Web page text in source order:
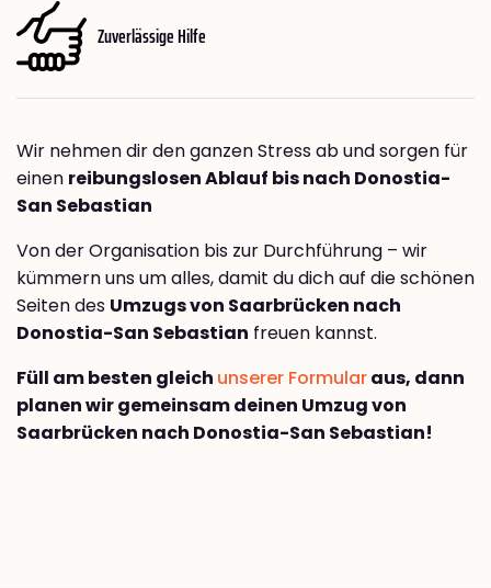
Zuverlässige Hilfe
Wir nehmen dir den ganzen Stress ab und sorgen für
einen reibungslosen Ablauf bis nach Donostia-
San Sebastian
Von der Organisation bis zur Durchführung – wir
kümmern uns um alles, damit du dich auf die schönen
Seiten des Umzugs von Saarbrücken nach
Donostia-San Sebastian freuen kannst.
Füll am besten gleich unserer Formularaus, dann
planen wir gemeinsam deinen Umzug von
Saarbrücken nach Donostia-San Sebastian!